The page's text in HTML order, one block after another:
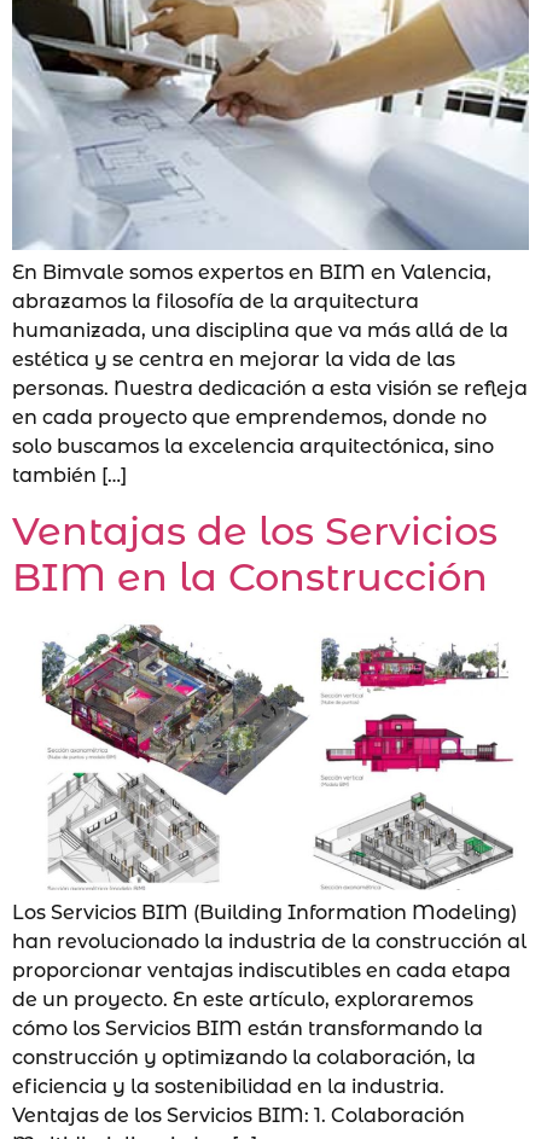
En Bimvale somos expertos en BIM en Valencia,
abrazamos la filosofía de la arquitectura
humanizada, una disciplina que va más allá de la
estética y se centra en mejorar la vida de las
personas. Nuestra dedicación a esta visión se refleja
en cada proyecto que emprendemos, donde no
solo buscamos la excelencia arquitectónica, sino
también […]
Ventajas de los Servicios
BIM en la Construcción
Los Servicios BIM (Building Information Modeling)
han revolucionado la industria de la construcción al
proporcionar ventajas indiscutibles en cada etapa
de un proyecto. En este artículo, exploraremos
cómo los Servicios BIM están transformando la
construcción y optimizando la colaboración, la
eficiencia y la sostenibilidad en la industria.
Ventajas de los Servicios BIM: 1. Colaboración